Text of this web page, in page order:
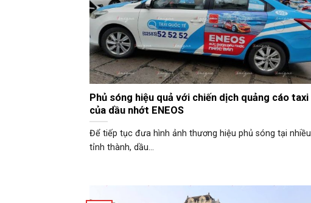
Phủ sóng hiệu quả với chiến dịch quảng cáo taxi
của dầu nhớt ENEOS
Để tiếp tục đưa hình ảnh thương hiệu phủ sóng tại nhiều
tỉnh thành, dầu...